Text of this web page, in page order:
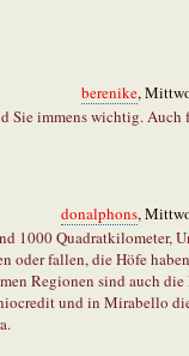
berenike,
Sie immens wichtig. Auch
donalphons,
1000 Quadratkilometer,
oder fallen, die Höfe
Regionen sind auch die
und in Mirabello